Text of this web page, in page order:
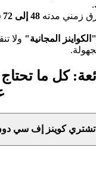
زمني مدته 48 إلى 72 ساعة
المجانية" ولا
كوينز إف سي